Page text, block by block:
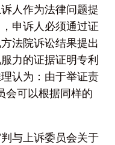
人作为法律问题提
申诉人必须通过证
法院诉讼结果提出
力的证据证明专利
认为：由于举证责
会可以根据同样的
与上诉委员会关于